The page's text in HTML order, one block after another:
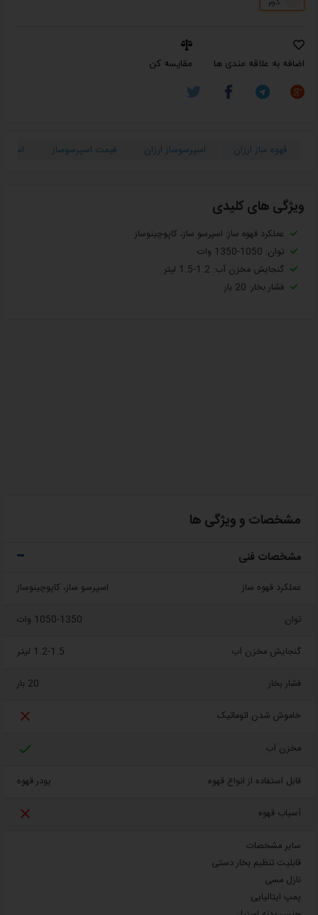
کرم
اضافه به علاقه مندی ها مقایسه کن
قهوه ساز ارزان اسپرسوساز ارزان قیمت اسپرسوساز
ویژگی های کلیدی
عملکرد قهوه ساز: اسپرسو ساز، کاپوچینوساز
توان: 1050-1350 وات
گنجایش مخزن آب: 1.2-1.5 لیتر
فشار بخار: 20 بار
مشخصات و ویژگی ها
مشخصات فنی
عملکرد قهوه ساز اسپرسو ساز، کاپوچینوساز
توان 1050-1350 وات
گنجایش مخزن آب 1.2-1.5 لیتر
فشار بخار 20 بار
خاموش شدن اتوماتیک 
مخزن آب 
قابل استفاده از انواع قهوه پودر قهوه
آسیاب قهوه 
سایر مشخصات
قابلیت تنظیم بخار دستی
نازل مسی
پمپ ایتالیایی